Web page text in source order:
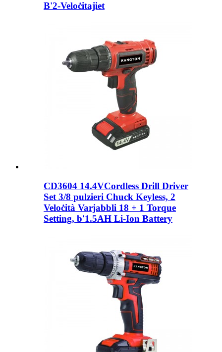
B'2-Veloċitajiet
CD3604 14.4VCordless Drill Driver
Set 3/8 pulzieri Chuck Keyless, 2
Veloċità Varjabbli 18 + 1 Torque
Setting, b'1.5AH Li-Ion Battery